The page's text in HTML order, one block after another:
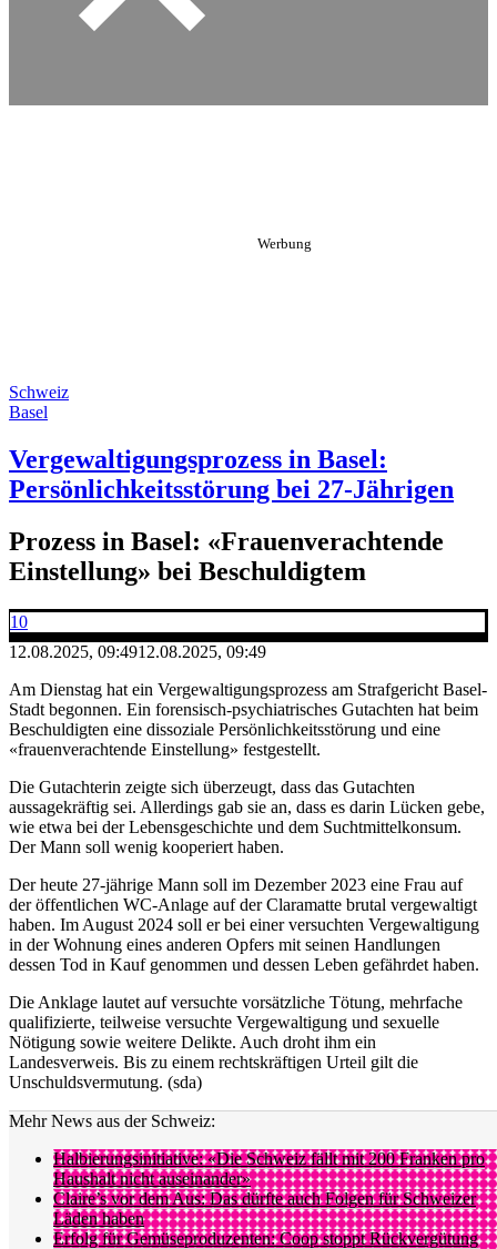
Schweiz
Basel
Vergewaltigungsprozess in Basel:
Persönlichkeitsstörung bei 27-Jährigen
Prozess in Basel: «Frauenverachtende
Einstellung» bei Beschuldigtem
10
12.08.2025, 09:4912.08.2025, 09:49
Am Dienstag hat ein Vergewaltigungsprozess am Strafgericht Basel-
Stadt begonnen. Ein forensisch-psychiatrisches Gutachten hat beim
Beschuldigten eine dissoziale Persönlichkeitsstörung und eine
«frauenverachtende Einstellung» festgestellt.
Die Gutachterin zeigte sich überzeugt, dass das Gutachten
aussagekräftig sei. Allerdings gab sie an, dass es darin Lücken gebe,
wie etwa bei der Lebensgeschichte und dem Suchtmittelkonsum.
Der Mann soll wenig kooperiert haben.
Der heute 27-jährige Mann soll im Dezember 2023 eine Frau auf
der öffentlichen WC-Anlage auf der Claramatte brutal vergewaltigt
haben. Im August 2024 soll er bei einer versuchten Vergewaltigung
in der Wohnung eines anderen Opfers mit seinen Handlungen
dessen Tod in Kauf genommen und dessen Leben gefährdet haben.
Die Anklage lautet auf versuchte vorsätzliche Tötung, mehrfache
qualifizierte, teilweise versuchte Vergewaltigung und sexuelle
Nötigung sowie weitere Delikte. Auch droht ihm ein
Landesverweis. Bis zu einem rechtskräftigen Urteil gilt die
Unschuldsvermutung. (sda)
Mehr News aus der Schweiz:
Halbierungsinitiative: «Die Schweiz fällt mit 200 Franken pro
Haushalt nicht auseinander»
Claire’s vor dem Aus: Das dürfte auch Folgen für Schweizer
Läden haben
Erfolg für Gemüseproduzenten: Coop stoppt Rückvergütung